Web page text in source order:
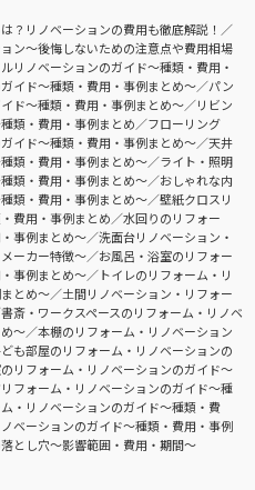
？リノベーションの費用も徹底解説！
ン〜後悔しないための注意点や費用相場
リノベーションのガイド〜種類・費用・
イド〜種類・費用・事例まとめ〜
パン
ド〜種類・費用・事例まとめ〜
リビン
類・費用・事例まとめ
フローリング
イド〜種類・費用・事例まとめ〜
天井
類・費用・事例まとめ〜
ライト・照明
類・費用・事例まとめ〜
おしゃれな内
類・費用・事例まとめ〜
壁紙クロスリ
費用・事例まとめ
水回りのリフォー
事例まとめ〜
洗面台リノベーション・
ーカー特徴〜
お風呂・浴室のリフォー
事例まとめ〜
トイレのリフォーム・リ
とめ〜
土間リノベーション・リフォー
書斎・ワークスペースのリフォーム・リノベ
〜
本棚のリフォーム・リノベーション
も部屋のリフォーム・リノベーションの
リフォーム・リノベーションのガイド〜
フォーム・リノベーションのガイド〜種
・リノベーションのガイド〜種類・費
ベーションのガイド〜種類・費用・事例
とし穴～影響範囲・費用・期間～